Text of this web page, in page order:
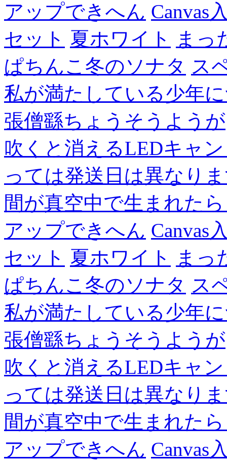
アップできへん Canvas
セット 夏ホワイト
まっ
ぱちんこ冬のソナタ ス
私が満たしている少年
張僧繇ちょうそうようが
吹くと消えるLEDキャ
っては発送日は異なり
間が真空中で生まれた
アップできへん Canvas
セット 夏ホワイト
まっ
ぱちんこ冬のソナタ ス
私が満たしている少年
張僧繇ちょうそうようが
吹くと消えるLEDキャ
っては発送日は異なり
間が真空中で生まれた
アップできへん Canvas